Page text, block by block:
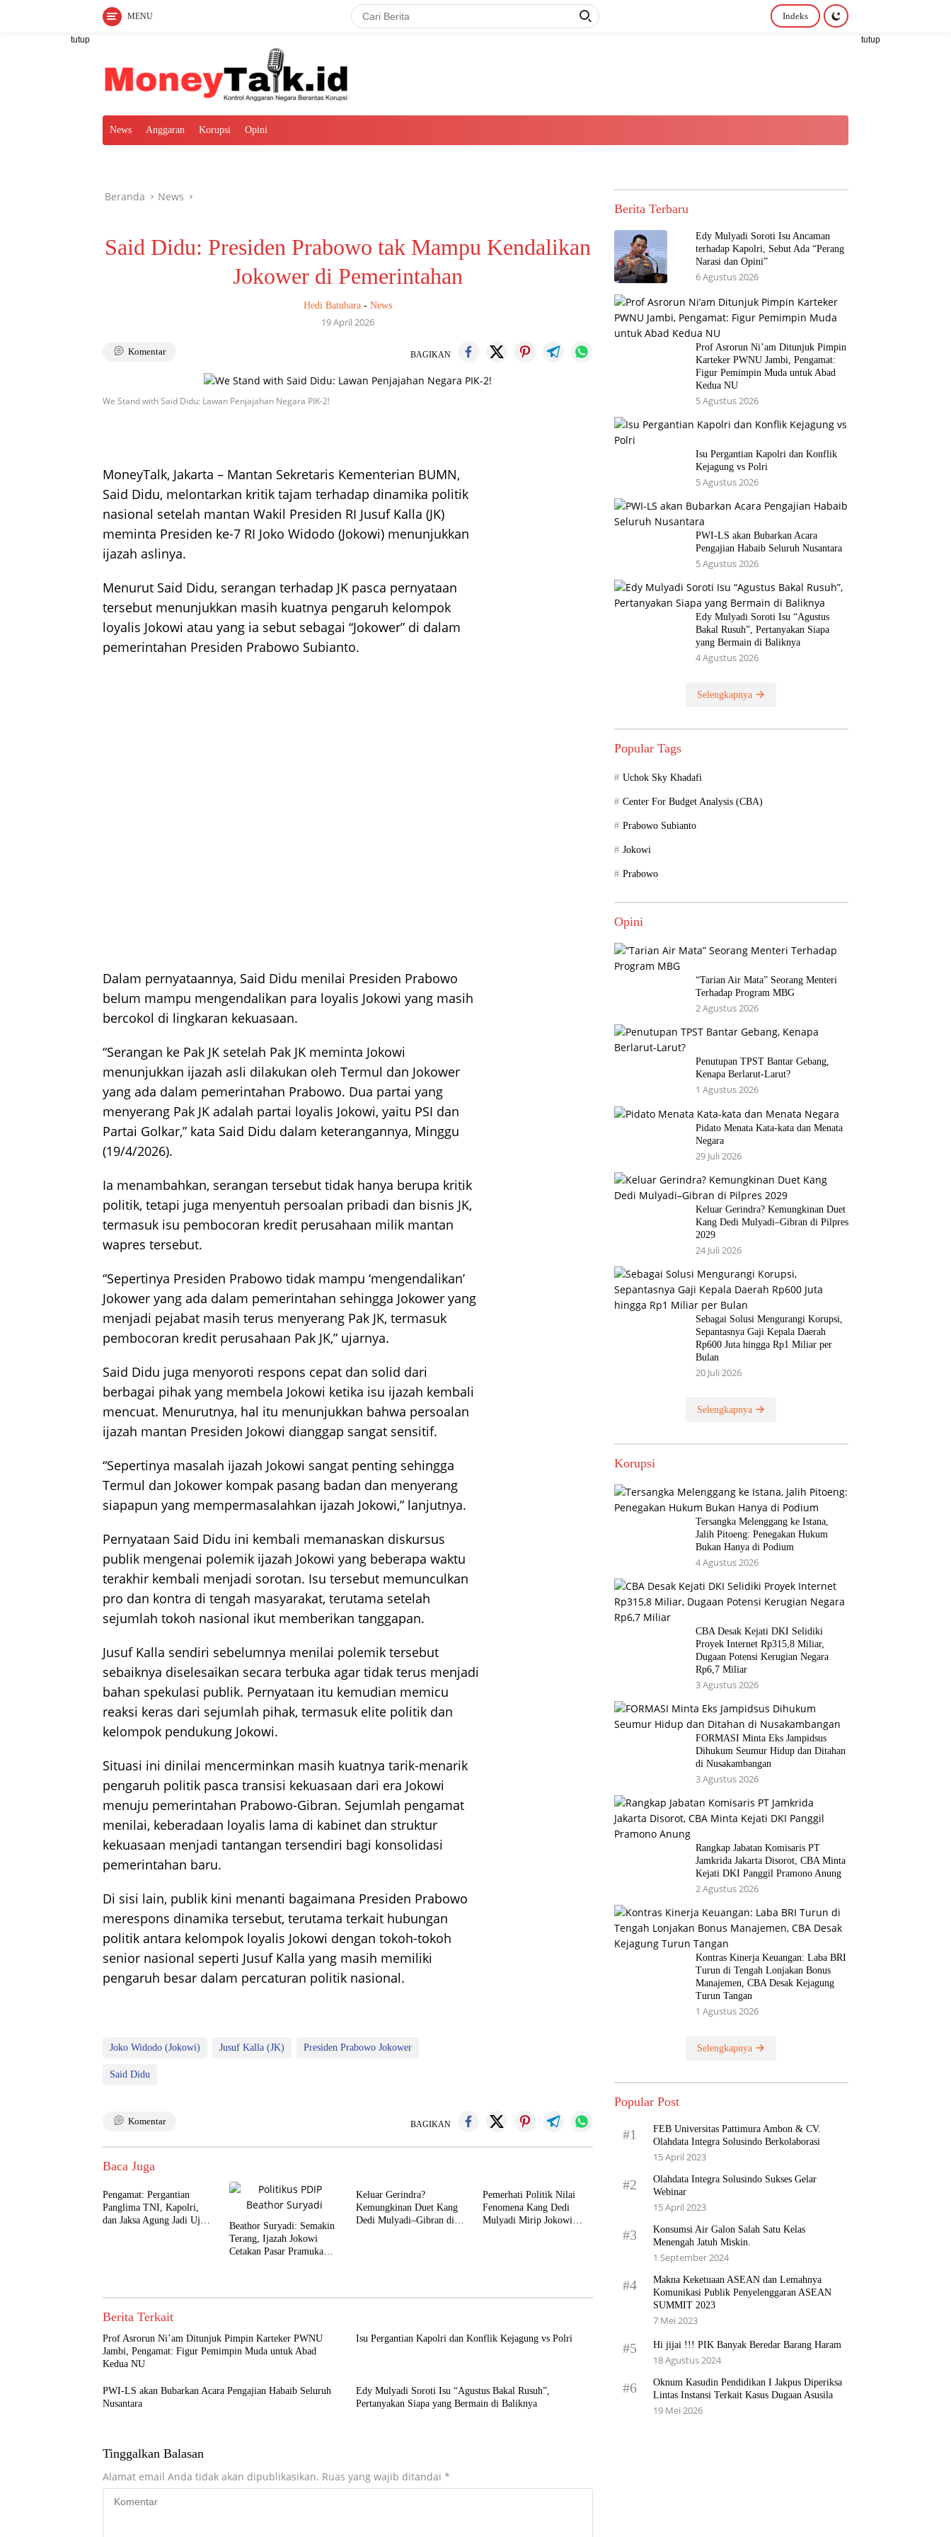
MENU Indeks
tutup tutup
News Anggaran Korupsi Opini
Beranda News
Said Didu: Presiden Prabowo tak Mampu Kendalikan
Jokower di Pemerintahan
Hedi Batubara- News
19 April 2026
Komentar BAGIKAN
We Stand with Said Didu: Lawan Penjajahan Negara PIK-2!
MoneyTalk, Jakarta – Mantan Sekretaris Kementerian BUMN,
Said Didu, melontarkan kritik tajam terhadap dinamika politik
nasional setelah mantan Wakil Presiden RI Jusuf Kalla (JK)
meminta Presiden ke-7 RI Joko Widodo (Jokowi) menunjukkan
ijazah aslinya.
Menurut Said Didu, serangan terhadap JK pasca pernyataan
tersebut menunjukkan masih kuatnya pengaruh kelompok
loyalis Jokowi atau yang ia sebut sebagai “Jokower” di dalam
pemerintahan Presiden Prabowo Subianto.
Dalam pernyataannya, Said Didu menilai Presiden Prabowo
belum mampu mengendalikan para loyalis Jokowi yang masih
bercokol di lingkaran kekuasaan.
“Serangan ke Pak JK setelah Pak JK meminta Jokowi
menunjukkan ijazah asli dilakukan oleh Termul dan Jokower
yang ada dalam pemerintahan Prabowo. Dua partai yang
menyerang Pak JK adalah partai loyalis Jokowi, yaitu PSI dan
Partai Golkar,” kata Said Didu dalam keterangannya, Minggu
(19/4/2026).
Ia menambahkan, serangan tersebut tidak hanya berupa kritik
politik, tetapi juga menyentuh persoalan pribadi dan bisnis JK,
termasuk isu pembocoran kredit perusahaan milik mantan
wapres tersebut.
“Sepertinya Presiden Prabowo tidak mampu ‘mengendalikan’
Jokower yang ada dalam pemerintahan sehingga Jokower yang
menjadi pejabat masih terus menyerang Pak JK, termasuk
pembocoran kredit perusahaan Pak JK,” ujarnya.
Said Didu juga menyoroti respons cepat dan solid dari
berbagai pihak yang membela Jokowi ketika isu ijazah kembali
mencuat. Menurutnya, hal itu menunjukkan bahwa persoalan
ijazah mantan Presiden Jokowi dianggap sangat sensitif.
“Sepertinya masalah ijazah Jokowi sangat penting sehingga
Termul dan Jokower kompak pasang badan dan menyerang
siapapun yang mempermasalahkan ijazah Jokowi,” lanjutnya.
Pernyataan Said Didu ini kembali memanaskan diskursus
publik mengenai polemik ijazah Jokowi yang beberapa waktu
terakhir kembali menjadi sorotan. Isu tersebut memunculkan
pro dan kontra di tengah masyarakat, terutama setelah
sejumlah tokoh nasional ikut memberikan tanggapan.
Jusuf Kalla sendiri sebelumnya menilai polemik tersebut
sebaiknya diselesaikan secara terbuka agar tidak terus menjadi
bahan spekulasi publik. Pernyataan itu kemudian memicu
reaksi keras dari sejumlah pihak, termasuk elite politik dan
kelompok pendukung Jokowi.
Situasi ini dinilai mencerminkan masih kuatnya tarik-menarik
pengaruh politik pasca transisi kekuasaan dari era Jokowi
menuju pemerintahan Prabowo-Gibran. Sejumlah pengamat
menilai, keberadaan loyalis lama di kabinet dan struktur
kekuasaan menjadi tantangan tersendiri bagi konsolidasi
pemerintahan baru.
Di sisi lain, publik kini menanti bagaimana Presiden Prabowo
merespons dinamika tersebut, terutama terkait hubungan
politik antara kelompok loyalis Jokowi dengan tokoh-tokoh
senior nasional seperti Jusuf Kalla yang masih memiliki
pengaruh besar dalam percaturan politik nasional.
Joko Widodo (Jokowi) Jusuf Kalla (JK) Presiden Prabowo Jokower
Said Didu
Komentar BAGIKAN
Baca Juga
Pengamat: Pergantian
Panglima TNI, Kapolri,
dan Jaksa Agung Jadi Ujian
Beathor Suryadi: Semakin
Terang, Ijazah Jokowi
Cetakan Pasar Pramuka
Keluar Gerindra?
Kemungkinan Duet Kang
Dedi Mulyadi–Gibran di
Pemerhati Politik Nilai
Fenomena Kang Dedi
Mulyadi Mirip Jokowi
Berita Terkait
Prof Asrorun Ni’am Ditunjuk Pimpin Karteker PWNU
Jambi, Pengamat: Figur Pemimpin Muda untuk Abad
Kedua NU
Isu Pergantian Kapolri dan Konflik Kejagung vs Polri
PWI-LS akan Bubarkan Acara Pengajian Habaib Seluruh
Nusantara
Edy Mulyadi Soroti Isu “Agustus Bakal Rusuh”,
Pertanyakan Siapa yang Bermain di Baliknya
Tinggalkan Balasan
Alamat email Anda tidak akan dipublikasikan. Ruas yang wajib ditandai *
Berita Terbaru
Edy Mulyadi Soroti Isu Ancaman
terhadap Kapolri, Sebut Ada “Perang
Narasi dan Opini”
6 Agustus 2026
Prof Asrorun Ni’am Ditunjuk Pimpin
Karteker PWNU Jambi, Pengamat:
Figur Pemimpin Muda untuk Abad
Kedua NU
5 Agustus 2026
Isu Pergantian Kapolri dan Konflik
Kejagung vs Polri
5 Agustus 2026
PWI-LS akan Bubarkan Acara
Pengajian Habaib Seluruh Nusantara
5 Agustus 2026
Edy Mulyadi Soroti Isu “Agustus
Bakal Rusuh”, Pertanyakan Siapa
yang Bermain di Baliknya
4 Agustus 2026
Selengkapnya
Popular Tags
Uchok Sky Khadafi
Center For Budget Analysis (CBA)
Prabowo Subianto
Jokowi
Prabowo
Opini
“Tarian Air Mata” Seorang Menteri
Terhadap Program MBG
2 Agustus 2026
Penutupan TPST Bantar Gebang,
Kenapa Berlarut-Larut?
1 Agustus 2026
Pidato Menata Kata-kata dan Menata
Negara
29 Juli 2026
Keluar Gerindra? Kemungkinan Duet
Kang Dedi Mulyadi–Gibran di Pilpres
2029
24 Juli 2026
Sebagai Solusi Mengurangi Korupsi,
Sepantasnya Gaji Kepala Daerah
Rp600 Juta hingga Rp1 Miliar per
Bulan
20 Juli 2026
Selengkapnya
Korupsi
Tersangka Melenggang ke Istana,
Jalih Pitoeng: Penegakan Hukum
Bukan Hanya di Podium
4 Agustus 2026
CBA Desak Kejati DKI Selidiki
Proyek Internet Rp315,8 Miliar,
Dugaan Potensi Kerugian Negara
Rp6,7 Miliar
3 Agustus 2026
FORMASI Minta Eks Jampidsus
Dihukum Seumur Hidup dan Ditahan
di Nusakambangan
3 Agustus 2026
Rangkap Jabatan Komisaris PT
Jamkrida Jakarta Disorot, CBA Minta
Kejati DKI Panggil Pramono Anung
2 Agustus 2026
Kontras Kinerja Keuangan: Laba BRI
Turun di Tengah Lonjakan Bonus
Manajemen, CBA Desak Kejagung
Turun Tangan
1 Agustus 2026
Selengkapnya
Popular Post
#1
FEB Universitas Pattimura Ambon & CV.
Olahdata Integra Solusindo Berkolaborasi
15 April 2023
#2
Olahdata Integra Solusindo Sukses Gelar
Webinar
15 April 2023
#3
Konsumsi Air Galon Salah Satu Kelas
Menengah Jatuh Miskin.
1 September 2024
#4
Makna Keketuaan ASEAN dan Lemahnya
Komunikasi Publik Penyelenggaran ASEAN
SUMMIT 2023
7 Mei 2023
#5 Hi jijai !!! PIK Banyak Beredar Barang Haram
18 Agustus 2024
#6
Oknum Kasudin Pendidikan I Jakpus Diperiksa
Lintas Instansi Terkait Kasus Dugaan Asusila
19 Mei 2026